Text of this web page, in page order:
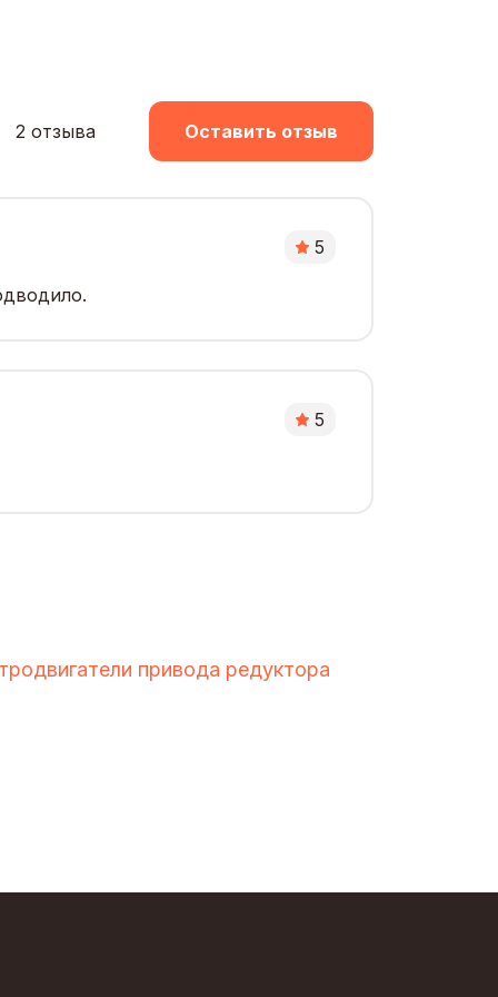
2 отзыва Оставить отзыв
5
5
привода редуктора